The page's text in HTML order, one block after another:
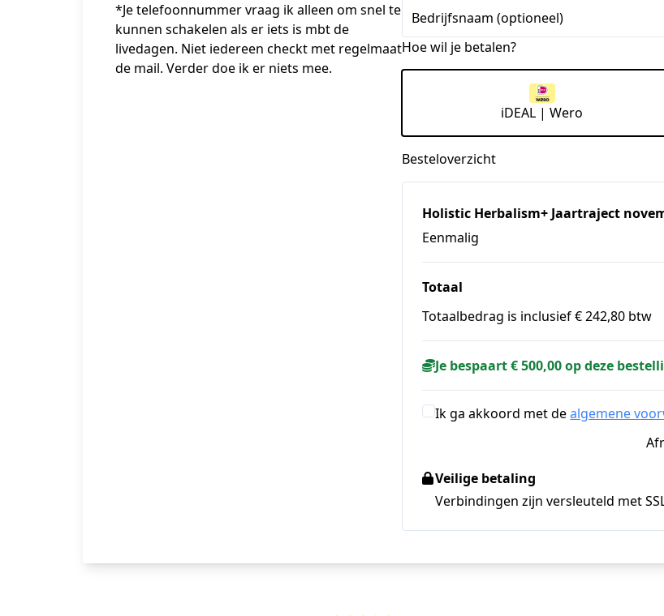
*Je telefoonnummer vraag ik alleen om snel te
kunnen schakelen als er iets is mbt de
livedagen. Niet iedereen checkt met regelmaat
de mail. Verder doe ik er niets mee.
+1
Bedrijfsnaam (optioneel)
Hoe wil je betalen?
iDEAL | Wero
Besteloverzicht
Holistic Herbalism+ Jaartraject
Eenmalig
Totaal
Totaalbedrag is inclusief € 242,80 btw
Je bespaart € 500,00 op deze
Ik ga akkoord met dealgemene
Veilige betaling
Verbindingen zijn versleuteld met